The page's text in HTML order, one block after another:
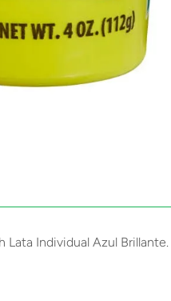
Individual Azul